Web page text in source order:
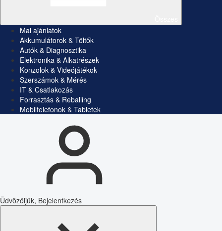
Mai ajánlatok
Akkumulátorok & Töltők
Autók & Diagnosztika
Elektronika & Alkatrészek
Konzolok & Videójátékok
Szerszámok & Mérés
IT & Csatlakozás
Forrasztás & Reballing
Mobiltelefonok & Tabletek
Üdvözöljük, Bejelentkezés